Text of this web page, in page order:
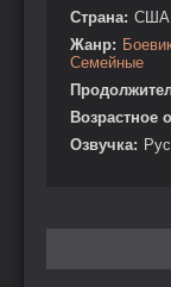
Страна: США
Жанр:
Семейные
Возрастное
Озвучка: